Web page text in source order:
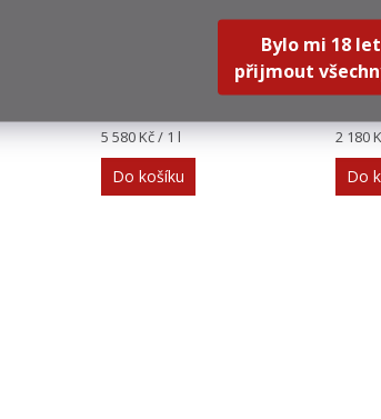
Bylo mi 18
přijmout
Měrná
cena:
5 580 Kč / 1 l
Do košíku
109
Měrná
cena:
2 180
Do